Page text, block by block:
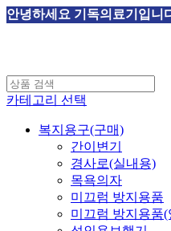
안녕하세요 기독의료기입니
카테고리 선택
복지용구(구매)
간이변기
경사로(실내용)
목욕의자
미끄럼 방지용품
미끄럼 방지용품(